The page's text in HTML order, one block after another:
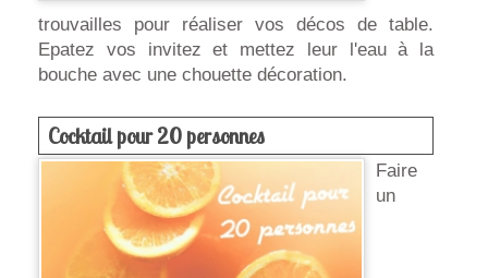
trouvailles pour réaliser vos décos de table.
Epatez vos invitez et mettez leur l'eau à la
bouche avec une chouette décoration.
Cocktail pour 20 personnes
Faire
un